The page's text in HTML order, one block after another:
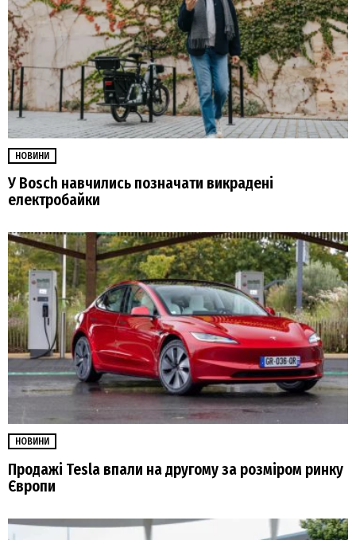
НОВИНИ
У Bosch навчились позначати викрадені
електробайки
НОВИНИ
Продажі Tesla впали на другому за розміром ринку
Європи